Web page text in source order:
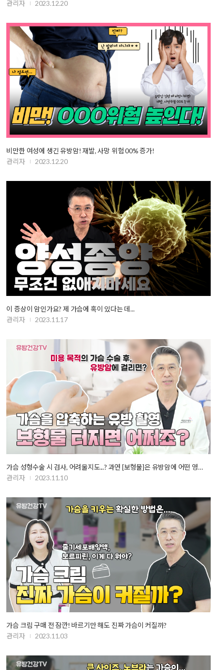
관리자 2023.12.20
비만한 여성에 생긴 유방암! 재발, 사망 위험 00% 증가!
관리자
2023.12.20
이 증상이 암인가요? 제 가슴에 혹이 있다는 데...
관리자
2023.11.17
가슴 성형수술 시 검사, 어려울지도...? 과연 [보형물]은 유방암에 어떤 영…
관리자
2023.11.10
가슴 크림 구매 전 잠깐! 바르기만 해도 진짜 가슴이 커질까?
관리자
2023.11.03